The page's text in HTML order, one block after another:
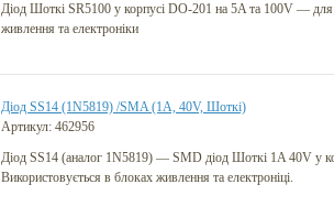
Діод Шоткі SR5100 у корпусі DO-201 на 5A та 100V — для
живлення та електроніки
Діод SS14 (1N5819) /SMA (1A, 40V, Шоткі)
Артикул: 462956
Діод SS14 (аналог 1N5819) — SMD діод Шоткі 1A 40V у
Використовується в блоках живлення та електроніці.